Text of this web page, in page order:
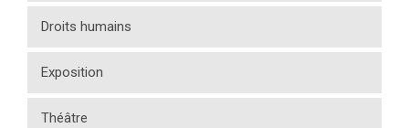
Droits humains
Exposition
Théâtre